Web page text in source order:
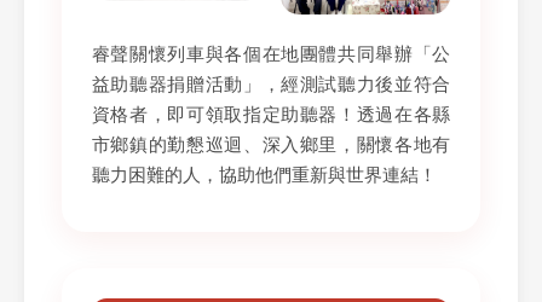
睿聲關懷列車與各個在地團體共同舉辦「公
益助聽器捐贈活動」，經測試聽力後並符合
資格者，即可領取指定助聽器！透過在各縣
市鄉鎮的勤懇巡迴、深入鄉里，關懷各地有
聽力困難的人，協助他們重新與世界連結！